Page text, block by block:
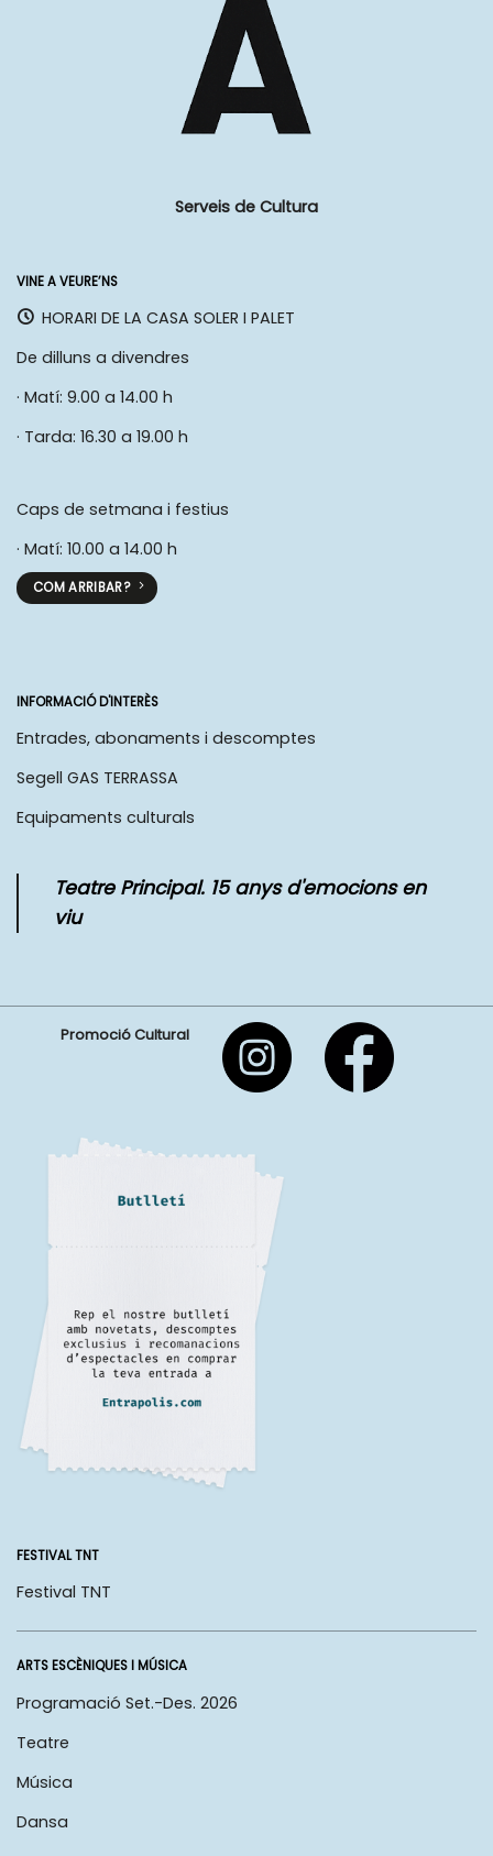
Serveis de Cultura
VINE A VEURE’NS
HORARI DE LA CASA SOLER I PALET
De dilluns a divendres
· Matí: 9.00 a 14.00 h
· Tarda: 16.30 a 19.00 h
Caps de setmana i festius
· Matí: 10.00 a 14.00 h
COM ARRIBAR?
INFORMACIÓ D'INTERÈS
Entrades, abonaments i descomptes
Segell GAS TERRASSA
Equipaments culturals
Teatre Principal. 15 anys d'emocions en
viu
Promoció Cultural
FESTIVAL TNT
Festival TNT
ARTS ESCÈNIQUES I MÚSICA
Programació Set.-Des. 2026
Teatre
Música
Dansa